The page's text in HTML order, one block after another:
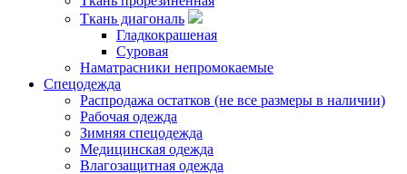
Ткань диагональ
Гладкокрашеная
Суровая
Наматрасники непромокаемые
Спецодежда
Распродажа остатков (не все размеры в наличии)
Рабочая одежда
Зимняя спецодежда
Медицинская одежда
Влагозащитная одежда